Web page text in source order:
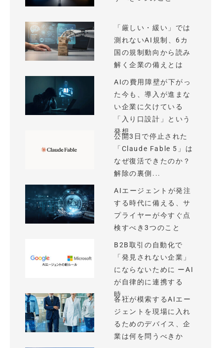
「厳しい・緩い」では
測れないAI規制、6カ
国の規制動向から読み
解く企業の備えとは
AIの費用障壁が下がっ
た今も、導入が進まな
い企業に欠けている
「入り口設計」という
発想
公開3日で停止された
「Claude Fable 5」は
なぜ復活できたのか？
解除の裏側...
AIエージェントが発注
する時代に備える、サ
プライヤーが今すぐ点
検すべき3つのこと
B2B取引の自動化で
「発見されない企業」
にならないために ーAI
が自律的に連携する
時...
各社が模索するAIエー
ジェントを現場に入れ
るためのデバイス、企
業は何を問うべきか